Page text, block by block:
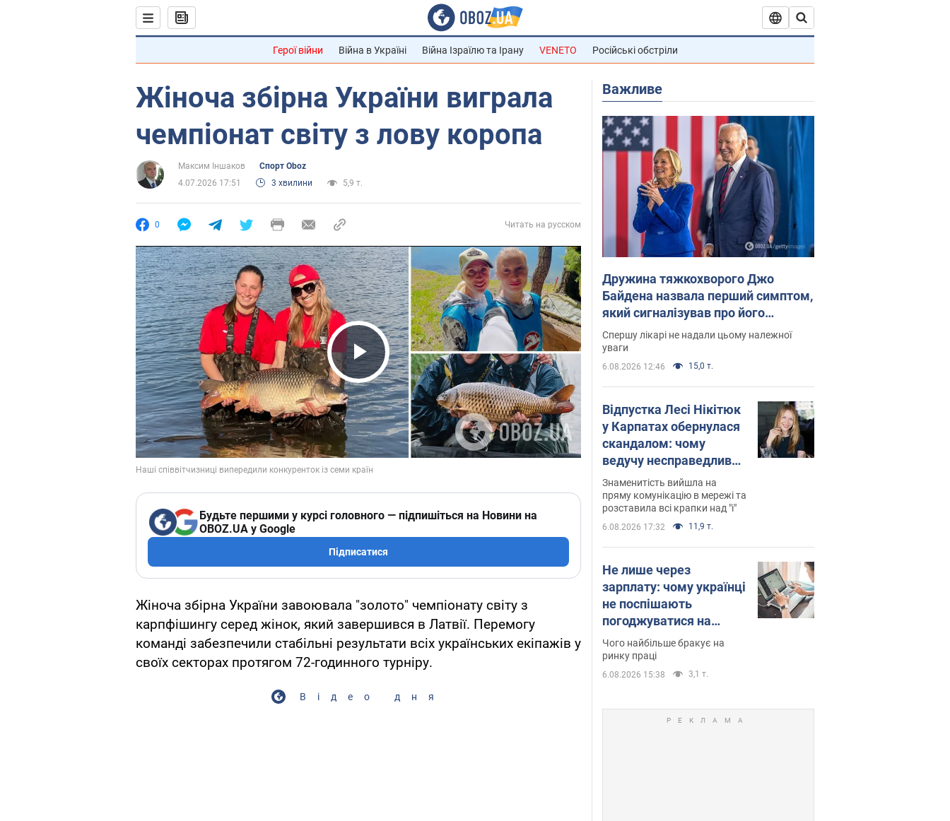
Герої війни Війна в Україні Війна Ізраїлю та Ірану VENETO Російські обстріли
Жіноча збірна України виграла
чемпіонат світу з лову коропа
Максим Іншаков
Спорт Oboz
4.07.2026 17:51
3 хвилини 5,9 т.
0 Читать на русском
Play Video
Будьте першими у курсі головного — підпишіться на Новини на
OBOZ.UA у Google
Підписатися
Жіноча збірна України завоювала "золото" чемпіонату світу з
карпфішингу серед жінок, який завершився в Латвії. Перемогу
команді забезпечили стабільні результати всіх українських екіпажів у
своїх секторах протягом 72-годинного турніру.
Відео дня
Важливе
Дружина тяжкохворого Джо
Байдена назвала перший симптом,
який сигналізував про його
"агресивний" рак
Спершу лікарі не надали цьому належної
уваги
6.08.2026 12:46 15,0 т.
Відпустка Лесі Нікітюк
у Карпатах обернулася
скандалом: чому
ведучу несправедливо
захейтили
Знаменитість вийшла на
пряму комунікацію в мережі та
розставила всі крапки над "і"
6.08.2026 17:32 11,9 т.
Не лише через
зарплату: чому українці
не поспішають
погоджуватися на
вакансії
Чого найбільше бракує на
ринку праці
6.08.2026 15:38 3,1 т.